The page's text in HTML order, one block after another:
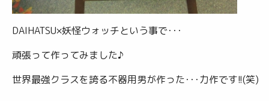
DAIHATSU×妖怪ウォッチという事で･･･
頑張って作ってみました♪
世界最強クラスを誇る不器用男が作った･･･力作です!!(笑)